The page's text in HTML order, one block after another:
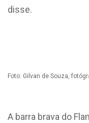
disse.
Foto: Gilvan de Souza,
A barra brava do